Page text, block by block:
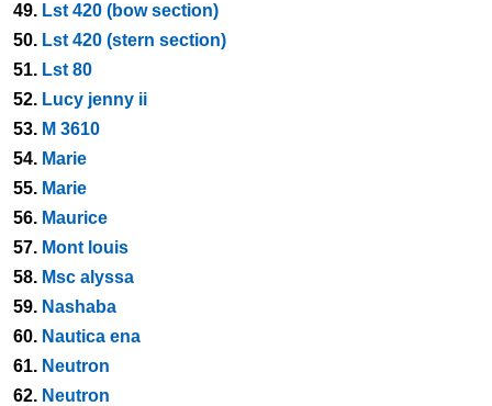
49. Lst 420 (bow section)
50. Lst 420 (stern section)
51. Lst 80
52. Lucy jenny ii
53. M 3610
54. Marie
55. Marie
56. Maurice
57. Mont louis
58. Msc alyssa
59. Nashaba
60. Nautica ena
61. Neutron
62. Neutron